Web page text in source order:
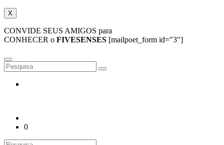
X
CONVIDE SEUS AMIGOS para
CONHECER o FIVESENSES [mailpoet_form id="3"]
0